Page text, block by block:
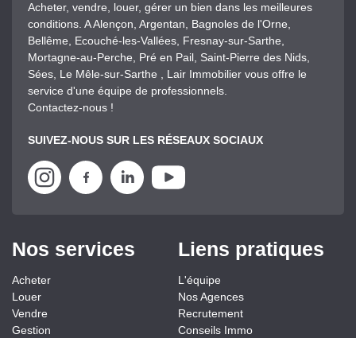
Acheter, vendre, louer, gérer un bien dans les meilleures
conditions. A Alençon, Argentan, Bagnoles de l'Orne,
Bellême, Ecouché-les-Vallées, Fresnay-sur-Sarthe,
Mortagne-au-Perche, Pré en Pail, Saint-Pierre des Nids,
Sées, Le Mêle-sur-Sarthe , Lair Immobilier vous offre le
service d'une équipe de professionnels.
Contactez-nous !
SUIVEZ-NOUS SUR LES RÉSEAUX SOCIAUX
Nos services
Acheter
Louer
Vendre
Gestion
Liens pratiques
L'équipe
Nos Agences
Recrutement
Conseils Immo